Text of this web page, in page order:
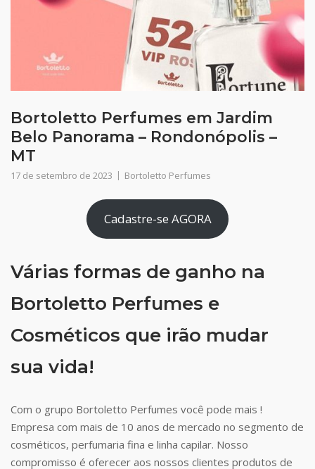
Bortoletto Perfumes em Jardim
Belo Panorama – Rondonópolis –
MT
17 de setembro de 2023 Bortoletto Perfumes
Cadastre-se AGORA
Várias formas de ganho na
Bortoletto Perfumes e
Cosméticos que irão mudar
sua vida!
Com o grupo Bortoletto Perfumes você pode mais !
Empresa com mais de 10 anos de mercado no segmento de
cosméticos, perfumaria fina e linha capilar. Nosso
compromisso é oferecer aos nossos clientes produtos de